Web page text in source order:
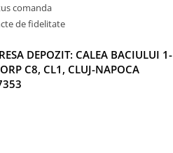
comanda
de fidelitate
DEPOZIT: CALEA BACIULUI 1-
C8, CL1, CLUJ-NAPOCA